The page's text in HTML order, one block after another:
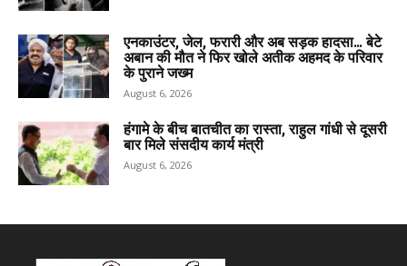
एनकाउंटर, जेल, फरारी और अब सड़क हादसा… बेटे
अबान की मौत ने फिर खोले अतीक अहमद के परिवार
के पुराने जख्म
August 6, 2026
हंगामे के बीच बातचीत का रास्ता, राहुल गांधी से दूसरी
बार मिले संसदीय कार्य मंत्री
August 6, 2026